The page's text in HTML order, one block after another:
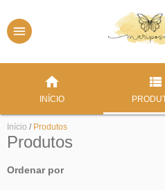
INÍCIO
Início / Produtos
Produtos
Ordenar por